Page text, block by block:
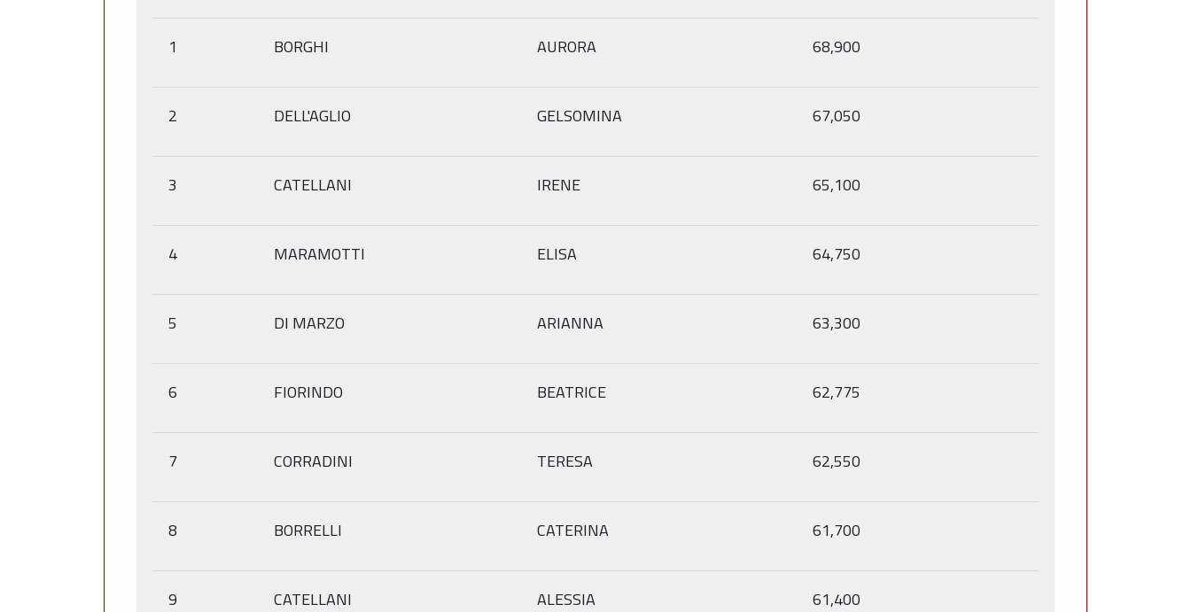
1 BORGHI AURORA 68,900
2 DELL'AGLIO GELSOMINA 67,050
3 CATELLANI IRENE 65,100
4 MARAMOTTI ELISA 64,750
5 DI MARZO ARIANNA 63,300
6 FIORINDO BEATRICE 62,775
7 CORRADINI TERESA 62,550
8 BORRELLI CATERINA 61,700
9 CATELLANI ALESSIA 61,400